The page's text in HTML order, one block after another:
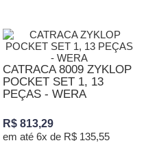
CATRACA 8009 ZYKLOP
POCKET SET 1, 13
PEÇAS - WERA
R$ 813,29
em até 6x de R$ 135,55